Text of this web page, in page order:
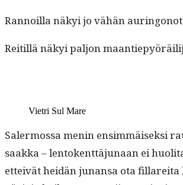
Ran­noil­la näkyi jo vähän
Reit­il­lä näkyi paljon
Vietri Sul Mare
Saler­mossa menin ensim­mäisek­si
saak­ka – lento­kent­täju­naan ei
etteivät hei­dän junansa ota